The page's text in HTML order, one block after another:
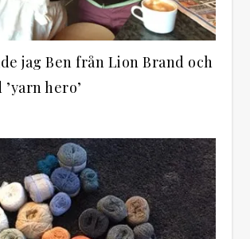
jag Ben från Lion Brand och
hero’